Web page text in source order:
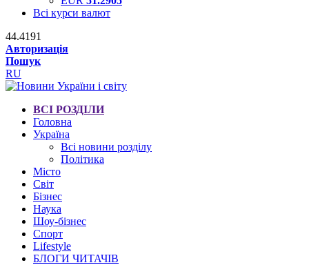
Всі курси валют
44.4191
Авторизація
Пошук
RU
ВСІ РОЗДІЛИ
Головна
Україна
Всі новини розділу
Політика
Місто
Світ
Бізнес
Наука
Шоу-бізнес
Спорт
Lifestyle
БЛОГИ ЧИТАЧІВ